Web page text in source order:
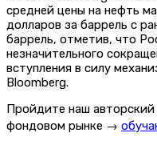
средней цены на нефть
долларов за баррель с
баррель, отметив, что
незначительного
вступления в силу
Bloomberg.
Пройдите наш
фондовом рынке →